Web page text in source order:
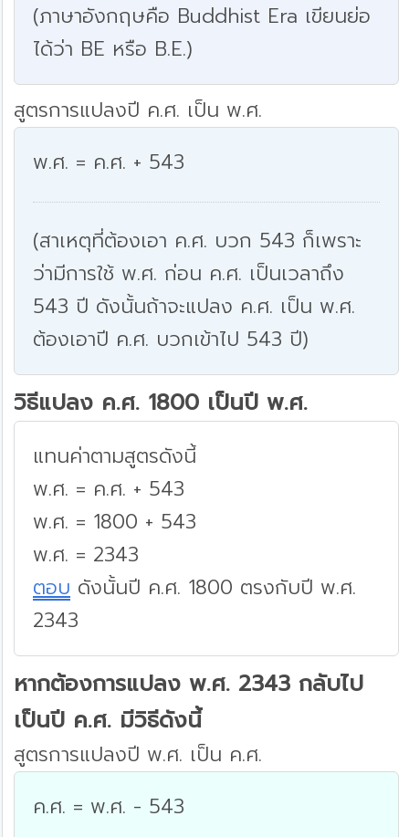
(ภาษาอังกฤษคือ Buddhist Era เขียนย่อ
ได้ว่า BE หรือ B.E.)
สูตรการแปลงปี ค.ศ. เป็น พ.ศ.
พ.ศ. = ค.ศ. + 543
(สาเหตุที่ต้องเอา ค.ศ. บวก 543 ก็เพราะ
ว่ามีการใช้ พ.ศ. ก่อน ค.ศ. เป็นเวลาถึง
543 ปี ดังนั้นถ้าจะแปลง ค.ศ. เป็น พ.ศ.
ต้องเอาปี ค.ศ. บวกเข้าไป 543 ปี)
วิธีแปลง ค.ศ. 1800 เป็นปี พ.ศ.
แทนค่าตามสูตรดังนี้
พ.ศ. = ค.ศ. + 543
พ.ศ. = 1800 + 543
พ.ศ. = 2343
ตอบ ดังนั้นปี ค.ศ. 1800 ตรงกับปี พ.ศ.
2343
หากต้องการแปลง พ.ศ. 2343 กลับไป
เป็นปี ค.ศ. มีวิธีดังนี้
สูตรการแปลงปี พ.ศ. เป็น ค.ศ.
ค.ศ. = พ.ศ. - 543